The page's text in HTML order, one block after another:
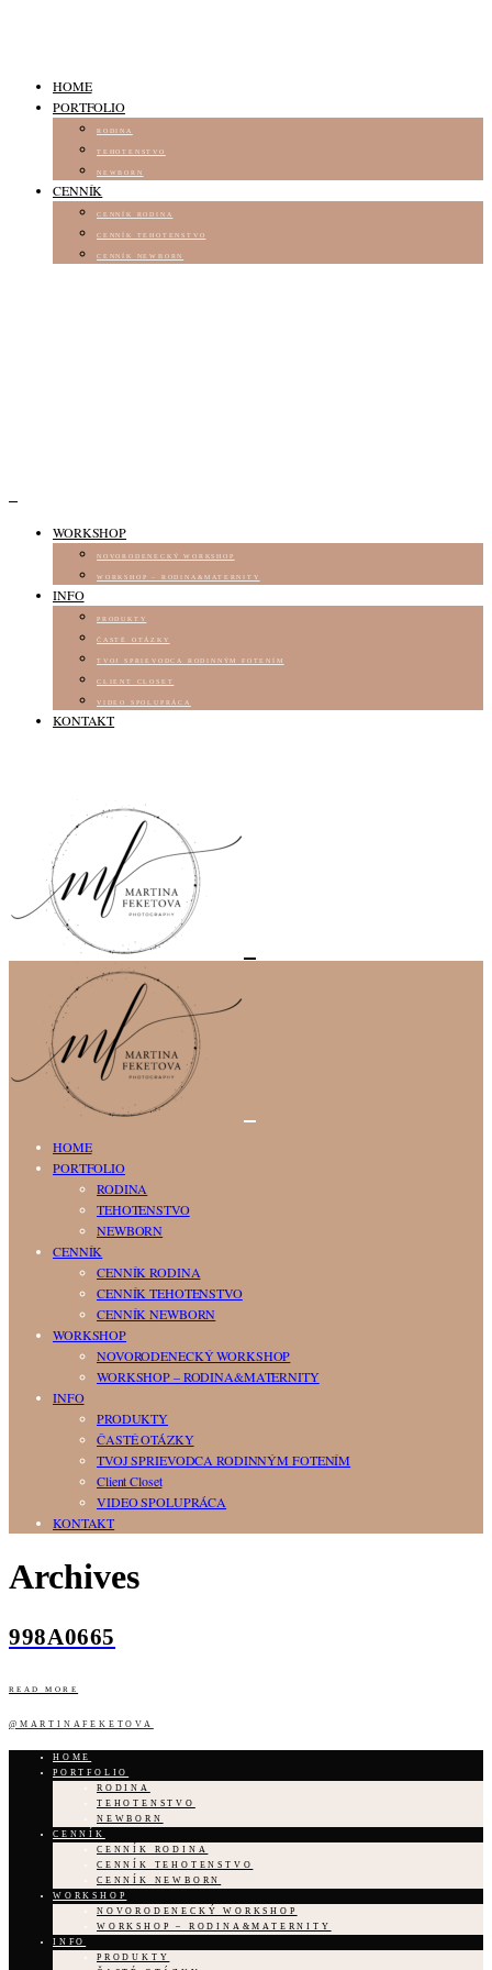
HOME
PORTFOLIO
RODINA
TEHOTENSTVO
NEWBORN
CENNÍK
CENNÍK RODINA
CENNÍK TEHOTENSTVO
CENNÍK NEWBORN
WORKSHOP
NOVORODENECKÝ WORKSHOP
WORKSHOP – RODINA&MATERNITY
INFO
PRODUKTY
ČASTÉ OTÁZKY
TVOJ SPRIEVODCA RODINNÝM FOTENÍM
CLIENT CLOSET
VIDEO SPOLUPRÁCA
KONTAKT
HOME
PORTFOLIO
RODINA
TEHOTENSTVO
NEWBORN
CENNÍK
CENNÍK RODINA
CENNÍK TEHOTENSTVO
CENNÍK NEWBORN
WORKSHOP
NOVORODENECKÝ WORKSHOP
WORKSHOP – RODINA&MATERNITY
INFO
PRODUKTY
ČASTÉ OTÁZKY
TVOJ SPRIEVODCA RODINNÝM FOTENÍM
Client Closet
VIDEO SPOLUPRÁCA
KONTAKT
Archives
998A0665
READ MORE
@MARTINAFEKETOVA
HOME
PORTFOLIO
RODINA
TEHOTENSTVO
NEWBORN
CENNÍK
CENNÍK RODINA
CENNÍK TEHOTENSTVO
CENNÍK NEWBORN
WORKSHOP
NOVORODENECKÝ WORKSHOP
WORKSHOP – RODINA&MATERNITY
INFO
PRODUKTY